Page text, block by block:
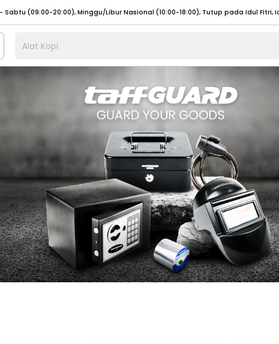
- Jumat (07:00 - 20:00), Sabtu - Minggu (08:00 - 20:00), Tutup pada Idul Fitri
(08:00 - 20:00), Sabtu - Minggu/ Libur Nasional (08:00 - 17:00) Selengkapnya
- Sabtu (09:00-20:00), Minggu/Libur Nasional (12:00-20:00), Tutup pada Idul Fitri
- Jumat (07:00 - 20:00), Sabtu - Minggu (08:00 - 20:00), Tutup pada Idul Fitri
(08:00 - 20:00), Sabtu - Minggu/ Libur Nasional (08:00 - 17:00)
Selengkapnya
(08:00 - 20:00), Sabtu - Minggu/ Libur Nasional (08:00 - 17:00) Selengkapnya
Alat Kopi